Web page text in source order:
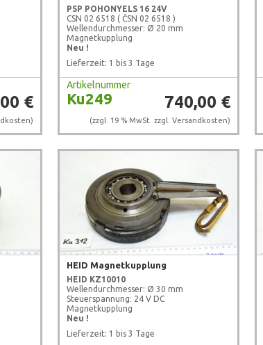
€
)
PSP POHONYELS 16 24V
CSN 02 6518 ( ČSN 02 6518 )
Wellendurchmesser: Ø 20 mm
Magnetkupplung
Neu !
Lieferzeit: 1 bis 3 Tage
Artikelnummer
Ku249 740,00 €
(zzgl. 19 % MwSt. zzgl.Versandkosten)
HEID Magnetkupplung
HEID KZ10010
Wellendurchmesser: Ø 30 mm
Steuerspannung: 24 V DC
Magnetkupplung
Neu !
Lieferzeit: 1 bis 3 Tage